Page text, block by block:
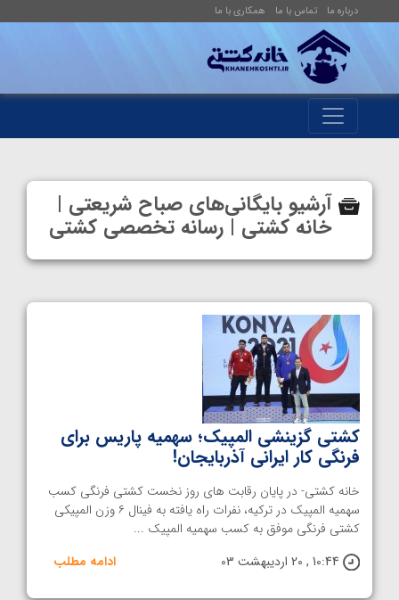
درباره ما تماس با ما همکاری با ما
آرشیو بایگانی‌های صباح شریعتی |
خانه کشتی | رسانه تخصصی کشتی
کشتی گزینشی المپیک؛ سهمیه پاریس برای
فرنگی کار ایرانی آذربایجان!
خانه کشتی- در پایان رقابت های روز نخست کشتی فرنگی کسب
سهمیه المپیک در ترکیه، نفرات راه یافته به فینال ۶ وزن المپیکی
کشتی فرنگی موفق به کسب سهمیه المپیک ...
10:44 , 20 اردیبهشت 03
ادامه مطلب